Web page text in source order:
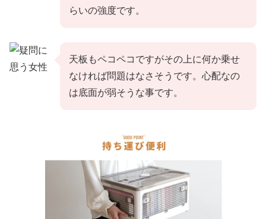
らいの強度です。
天板もペコペコですがその上に何か乗せ
なければ問題はなさそうです。心配なの
は底面が弱そうな事です。